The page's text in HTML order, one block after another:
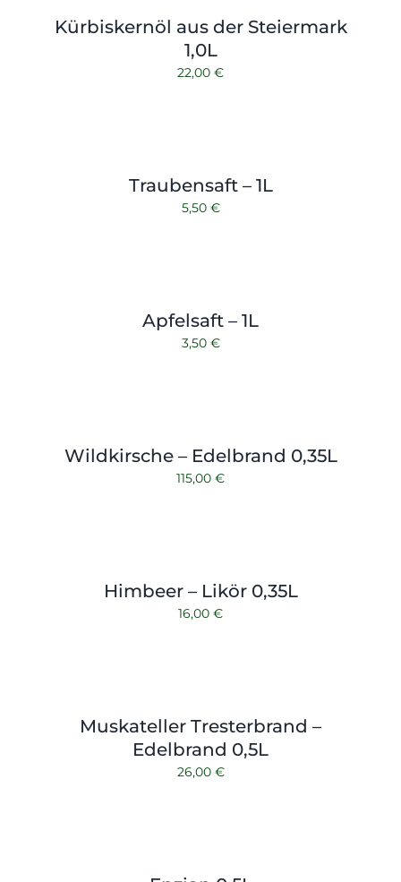
Kürbiskernöl aus der Steiermark
1,0L
22,00 €
Traubensaft – 1L
5,50 €
Apfelsaft – 1L
3,50 €
Wildkirsche – Edelbrand 0,35L
115,00 €
Himbeer – Likör 0,35L
16,00 €
Muskateller Tresterbrand –
Edelbrand 0,5L
26,00 €